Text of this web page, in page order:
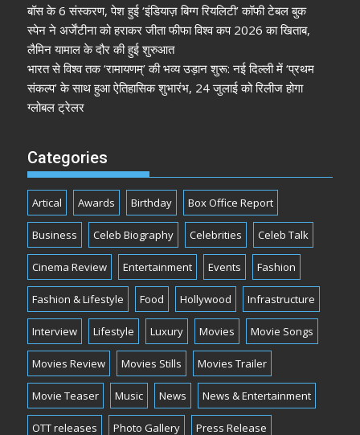
बॉस के 6 संस्करण, पेश हुई ‘इंडियाज़ बिग्ग रियलिटी’ कॉफी टेबल बुक
स्पेन ने अर्जेंटीना को हराकर जीता फीफा विश्व कप 2026 का खिताब,
लैमिन यामाल के दौर की हुई शुरुआत
भारत से विश्व तक ‘रामायणम्’ की भव्य उड़ान शुरू: नई दिल्ली में ‘प्रथम
संकल्प’ के साथ हुआ ऐतिहासिक शुभारंभ, 24 जुलाई को रिलीज होगा
ग्लोबल ट्रेलर
Categories
Artical Awards Birthday Box Office Report
Business Celeb Biography Celebrities Celeb Talk
Cinema Review Entertainment Events Fashion
Fashion & Lifestyle Food Hollywood Infrastructure
Interview Lifestyle Luxury Movies Movie Songs
Movies Review Movies Stills Movies Trailer
Movie Teaser Music News News & Entertainment
OTT releases Photo Gallery Press Release